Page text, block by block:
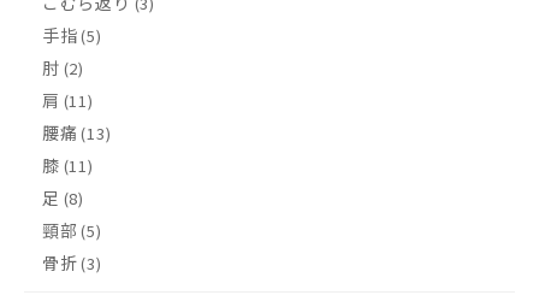
手指(5)
肘 (2)
肩 (11)
腰痛 (13)
膝 (11)
足 (8)
頸部 (5)
骨折(3)